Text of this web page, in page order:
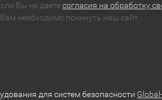
Вы не даетесогласия на обработку
, Вам необходимо покинуть наш сайт.
для систем безопасности Global-